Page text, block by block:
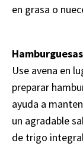
en grasa o
Use avena en
preparar
ayuda a
un agradable
de trigo